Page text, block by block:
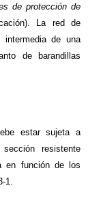
de protección de
La red de
de una
de barandillas
estar sujeta a
resistente
en función de los
1